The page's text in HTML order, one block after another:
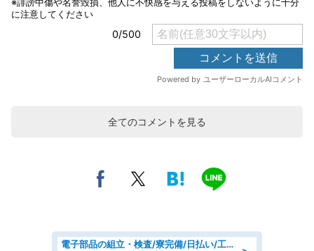
全てのコメントを見る
電子部品の組立・検査/寮完備/日払い/工場・製造